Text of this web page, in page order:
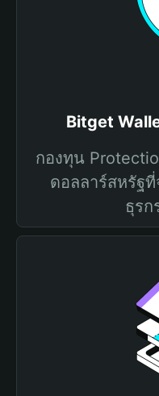
Bitget
กองทุน
ดอลลาร์สหรัฐ
ธุร